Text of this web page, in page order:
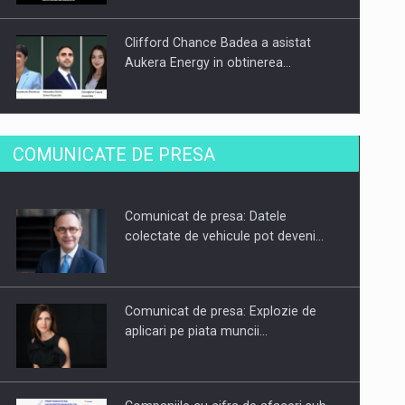
Clifford Chance Badea a asistat
Aukera Energy in obtinerea…
SAPTE PERSONALITATI DIN MEDIUL
DE AFACERI, ACADEMIC SI
Hard Enduro Piatra Craiului 2026,
COMUNICATE DE PRESA
Comunicat de presa: Datele
colectate de vehicule pot deveni…
Comunicat de presa: Explozie de
aplicari pe piata muncii…